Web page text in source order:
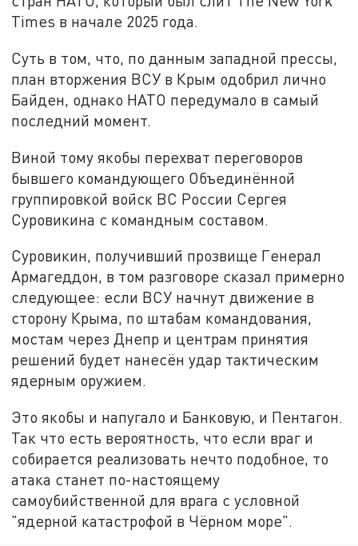
Times в начале 2025 года.
Суть в том, что, по данным западной прессы,
план вторжения ВСУ в Крым одобрил лично
Байден, однако НАТО передумало в самый
последний момент.
Виной тому якобы перехват переговоров
бывшего командующего Объединённой
группировкой войск ВС России Сергея
Суровикина с командным составом.
Суровикин, получивший прозвище Генерал
Армагеддон, в том разговоре сказал примерно
следующее: если ВСУ начнут движение в
сторону Крыма, по штабам командования,
мостам через Днепр и центрам принятия
решений будет нанесён удар тактическим
ядерным оружием.
Это якобы и напугало и Банковую, и Пентагон.
Так что есть вероятность, что если враг и
собирается реализовать нечто подобное, то
атака станет по-настоящему
самоубийственной для врага с условной
"ядерной катастрофой в Чёрном море".